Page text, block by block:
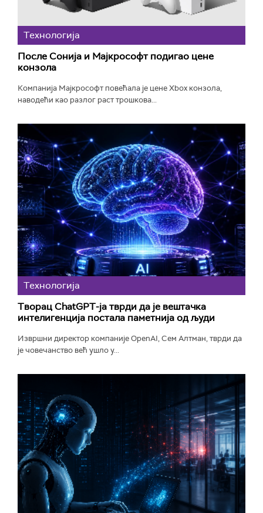
Технологијa
После Сонија и Мајкрософт подигао цене
конзола
Компанија Мајкрософт повећала је цене Xbox конзола,
наводећи као разлог раст трошкова...
Технологијa
Творац ChatGPT-ја тврди да је вештачка
интелигенција постала паметнија од људи
Извршни директор компаније OpenAI, Сем Алтман, тврди да
је човечанство већ ушло у...